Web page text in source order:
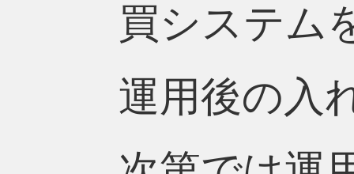
買システム
運用後の入